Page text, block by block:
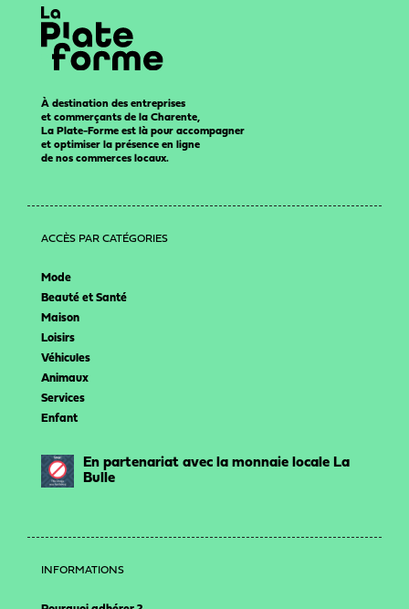
À destination des entreprises
et commerçants de la Charente,
La Plate-Forme est là pour accompagner
et optimiser la présence en ligne
de nos commerces locaux.
ACCÈS PAR CATÉGORIES
Mode
Beauté et Santé
Maison
Loisirs
Véhicules
Animaux
Services
Enfant
En partenariat avec la monnaie locale La
Bulle
INFORMATIONS